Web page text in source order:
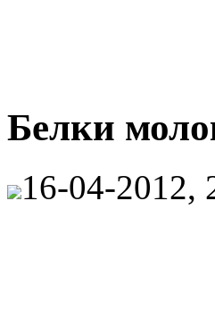
Белки
16-04-2012,